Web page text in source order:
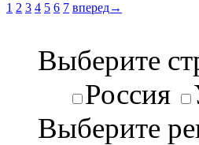
1 2 3 4 5 6 7 вперед→
Выберите
Россия
Выберите